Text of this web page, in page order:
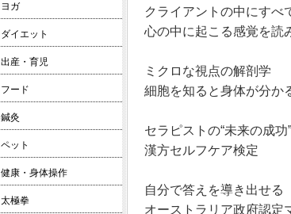
クライアントの中にすべ
心の中に起こる感覚を読
ミクロな視点の解剖学
細胞を知ると身体が分か
セラピストの“未来の成
漢方セルフケア検定
自分で答えを導き出せる
オーストラリア政府認定
ヨガ
ダイエット
出産・育児
フード
鍼灸
ペット
健康・身体操作
太極拳